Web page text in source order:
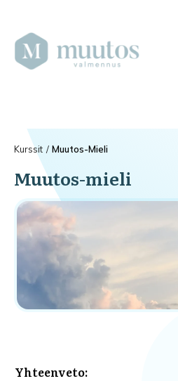
Kurssit / Muutos-Mieli
Muutos-mieli
Yhteenveto: